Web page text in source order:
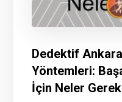
Dedektif
Yöntemleri:
İçin Neler